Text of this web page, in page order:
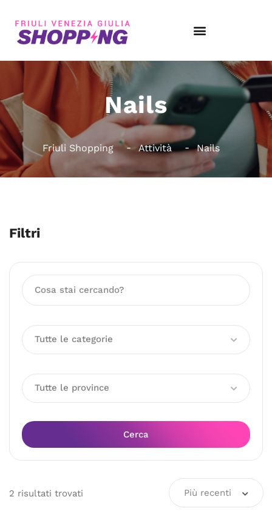
Nails
Friuli Shopping Attività Nails
Filtri
Tutte le categorie
Tutte le province
Cerca
2 risultati trovati Più recenti